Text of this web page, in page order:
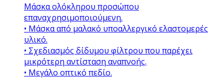
Μάσκα ολόκληρου προσώπου
επαναχρησιμοποιούμενη.
• Μάσκα από μαλακό υποαλλεργικό ελαστομερές
υλικό.
• Σχεδιασμός δίδυμου φίλτρου που παρέχει
μικρότερη αντίσταση αναπνοής.
• Μεγάλο οπτικό πεδίο.